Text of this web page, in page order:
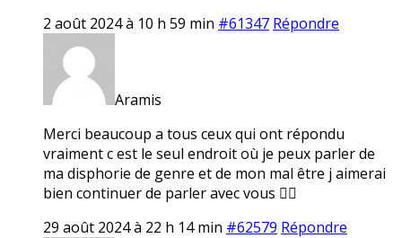
2 août 2024 à 10 h 59 min #61347 Répondre
Aramis
Merci beaucoup a tous ceux qui ont répondu
vraiment c est le seul endroit où je peux parler de
ma disphorie de genre et de mon mal être j aimerai
bien continuer de parler avec vous 👍🏼
29 août 2024 à 22 h 14 min #62579 Répondre